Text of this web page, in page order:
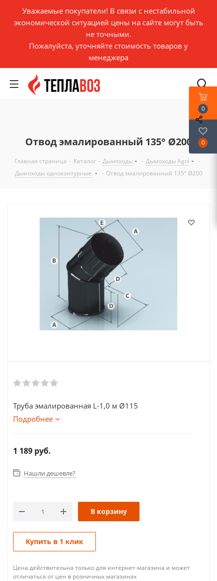
Уважаемые покупатели! В связи с нестабильной
экономической ситуацией цены на сайте могут быть
не точными.
Пожалуйста, уточняйте стоимость товаров у
менеджера
Отвод эмалированный 135° Ø200
Главная страница - Каталог - Дымоходы - Дымоходы Agni
-
Дымоходы одноконтурные
- Отвод эмалированный 135° Ø200
Труба эмалированная L-1,0 м Ø115
Подробнее
1 189 руб.
Нашли дешевле?
В корзину
Купить в 1 клик
Цена действительна только для интернет-магазина и может
отличаться от цен в розничных магазинах
0
0